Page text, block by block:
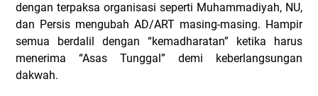
dengan terpaksa organisasi seperti Muhammadiyah, NU,
dan Persis mengubah AD/ART masing-masing. Hampir
semua berdalil dengan “kemadharatan” ketika harus
menerima “Asas Tunggal” demi keberlangsungan
dakwah.